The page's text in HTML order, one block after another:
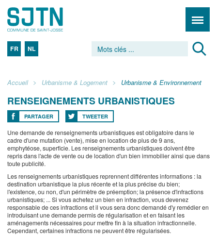
FR NL
Accueil Urbanisme & Logement Urbanisme & Environnement
RENSEIGNEMENTS URBANISTIQUES
PARTAGER TWEETER
Une demande de renseignements urbanistiques est obligatoire dans le
cadre d'une mutation (vente), mise en location de plus de 9 ans,
emphytéose, superficie. Les renseignements urbanistiques doivent être
repris dans l'acte de vente ou de location d'un bien immobilier ainsi que dans
toute publicité.
Les renseignements urbanistiques reprennent différentes informations : la
destination urbanistique la plus récente et la plus précise du bien;
l'existence, ou non, d'un périmètre de préemption; la présence d'infractions
urbanistiques; ... Si vous achetez un bien en infraction, vous devenez
responsable de ces infractions et il vous sera donc demandé d'y remédier en
introduisant une demande permis de régularisation et en faisant les
aménagements nécessaires pour mettre fin à la situation infractionnelle.
Cependant, certaines infractions ne peuvent être régularisées.